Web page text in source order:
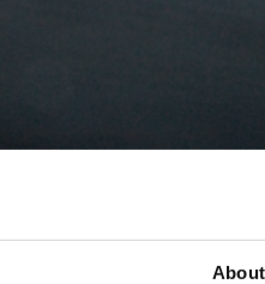
About